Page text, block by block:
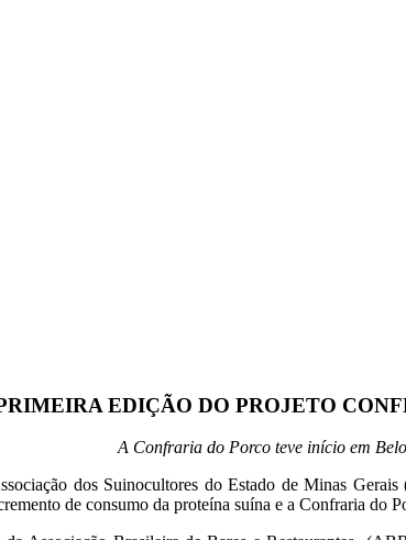
EDIÇÃO DO PROJETO
A Confraria do Porco teve início em
dos Suinocultores do Estado de Minas
de consumo da proteína suína e a Confraria do